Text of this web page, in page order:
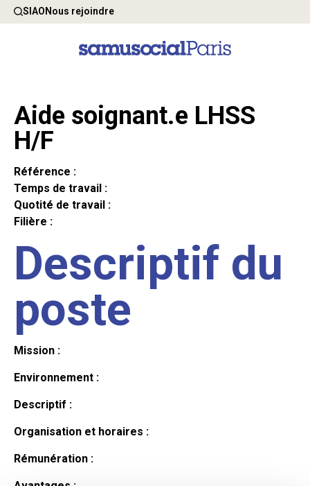
SIAONous rejoindre
Aide soignant.e LHSS
H/F
Référence :
Temps de travail :
Quotité de travail :
Filière :
Descriptif du
poste
Mission :
Environnement :
Descriptif :
Organisation et horaires :
Rémunération :